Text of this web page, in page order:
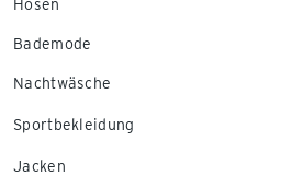
Hosen
Bademode
Nachtwäsche
Sportbekleidung
Jacken